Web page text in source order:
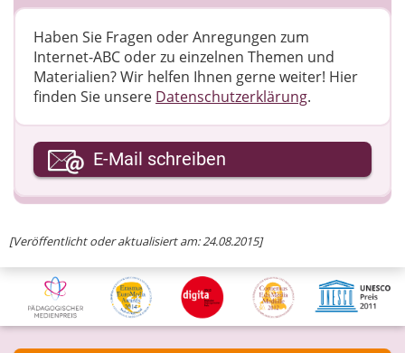
[Veröffentlicht oder aktualisiert am: 24.08.2015]
Haben Sie Fragen oder Anregungen zum
Internet-ABC oder zu einzelnen Themen und
Materialien? Wir helfen Ihnen gerne weiter! ​Hier
finden Sie unsere Datenschutzerklärung.
Ihre E-Mail-Adresse
E-Mail schreiben